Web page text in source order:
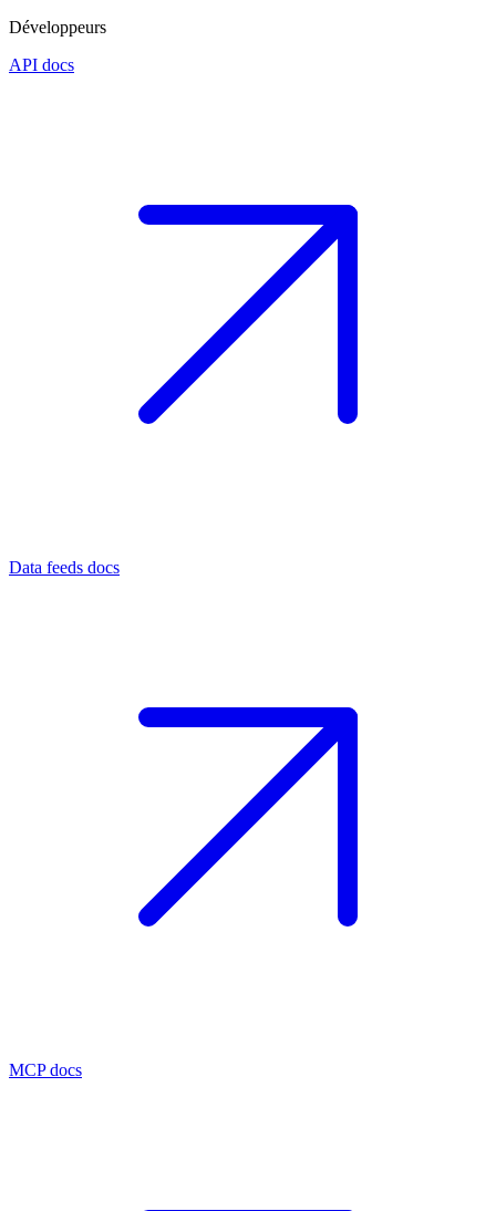
Développeurs
API docs
Data feeds docs
MCP docs